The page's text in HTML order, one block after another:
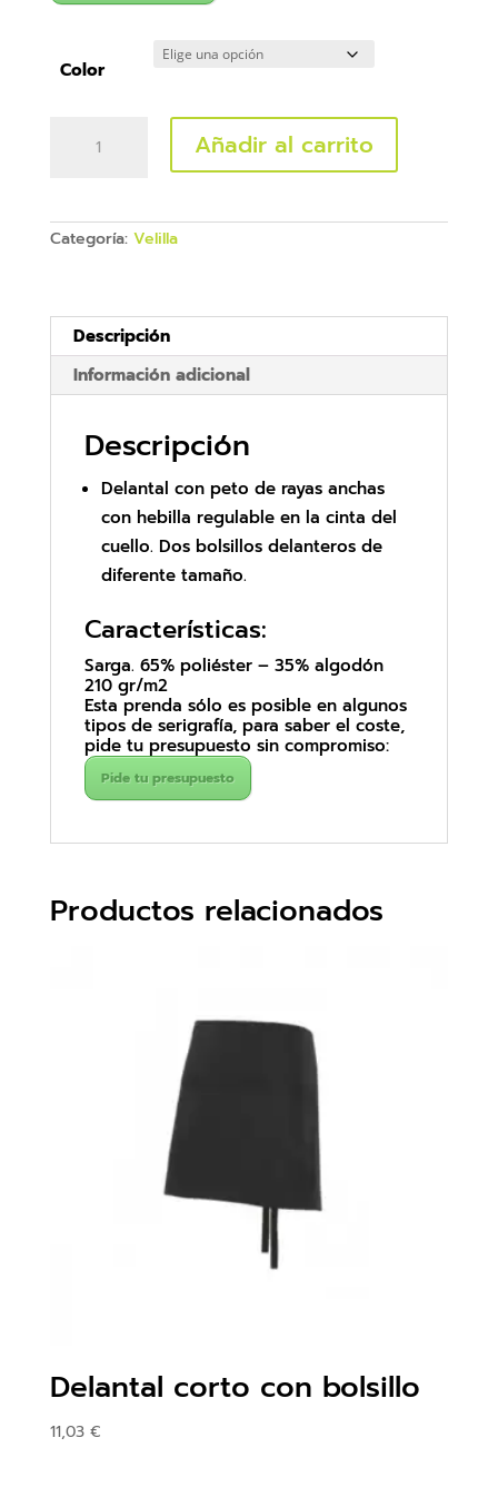
Color
bolsillo
cantidad
Añadir al carrito
Categoría: Velilla
Descripción
Información adicional
Descripción
Delantal con peto de rayas anchas
con hebilla regulable en la cinta del
cuello. Dos bolsillos delanteros de
diferente tamaño.
Características:
Sarga. 65% poliéster – 35% algodón
210 gr/m2
Esta prenda sólo es posible en algunos
tipos de serigrafía, para saber el coste,
pide tu presupuesto sin compromiso:
Pide tu presupuesto
Productos relacionados
Delantal corto con bolsillo
11,03 €